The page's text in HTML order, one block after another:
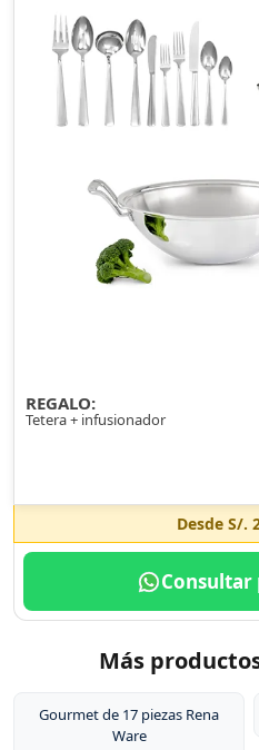
REGALO:
Tetera + infusionador
Desde S/.
Más
Gourmet de 17 piezas Rena
Ware